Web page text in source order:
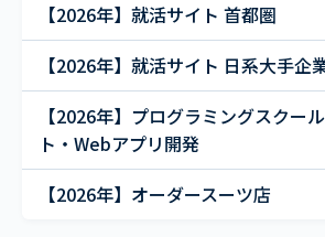
【2026年】就活サイト 首都圏
【2026年】就活サイト 日系大手企
【2026年】プログラミングスクー
ト・Webアプリ開発
【2026年】オーダースーツ店